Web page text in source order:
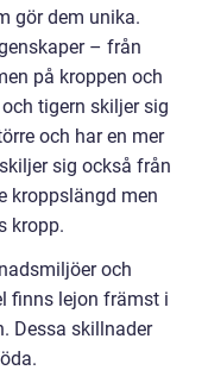
gör dem unika.
– från
på kroppen och
tigern skiljer sig
och har en mer
sig också från
kroppslängd men
kropp.
och
finns lejon främst i
Dessa skillnader